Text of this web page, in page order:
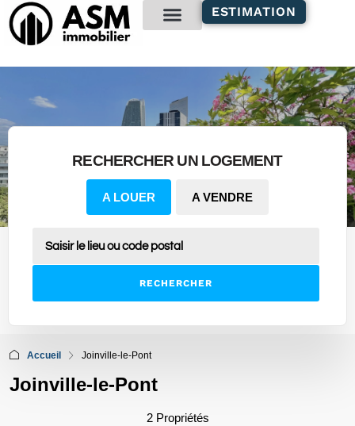
principal
ESTIMATION
RECHERCHER UN LOGEMENT
A LOUER A VENDRE
RECHERCHER
Accueil Joinville-le-Pont
Joinville-le-Pont
2 Propriétés